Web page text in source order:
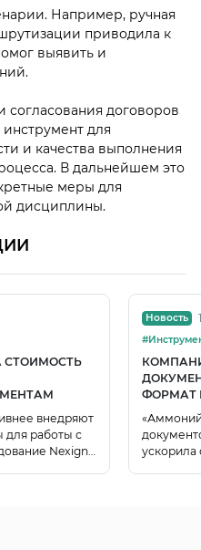
Например, ручная
приводила к
выявить и
договоров
для
и качества выполнения
В дальнейшем это
меры для
дисциплины.
СТОИМОСТЬ
внедряют
для работы с
Nexign
Новость
ФОРМАТ
ускорила